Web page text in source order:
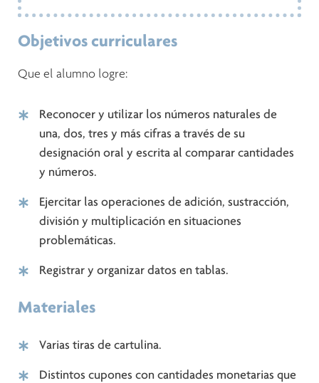
Objetivos curriculares
Que el alumno logre:
Reconocer y utilizar los números naturales de
una, dos, tres y más cifras a través de su
designación oral y escrita al comparar cantidades
y números.
Ejercitar las operaciones de adición, sustracción,
división y multiplicación en situaciones
problemáticas.
Registrar y organizar datos en tablas.
Materiales
Varias tiras de cartulina.
Distintos cupones con cantidades monetarias que